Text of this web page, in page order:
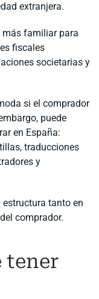
extranjera.
más familiar para
fiscales
societarias y
si el comprador
puede
en España:
traducciones
y
estructura tanto en
comprador.
tener